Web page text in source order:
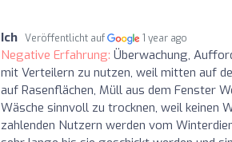
Ich Veröffentlicht auf 1 year ago
Negative Erfahrung: Überwachung,
mit Verteilern zu nutzen, weil mitten auf
auf Rasenflächen, Müll aus dem Fenster
Wäsche sinnvoll zu trocknen, weil keinen
zahlenden Nutzern werden vom